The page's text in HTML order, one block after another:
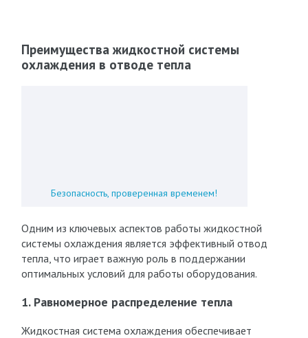
Преимущества жидкостной системы
охлаждения в отводе тепла
Безопасность, проверенная временем!
Одним из ключевых аспектов работы жидкостной
системы охлаждения является эффективный отвод
тепла, что играет важную роль в поддержании
оптимальных условий для работы оборудования.
1. Равномерное распределение тепла
Жидкостная система охлаждения обеспечивает